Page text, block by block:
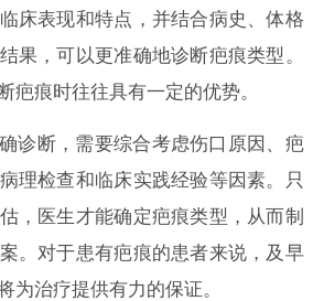
床表现和特点，并结合病史、体格
果，可以更准确地诊断疤痕类型。
疤痕时往往具有一定的优势。
诊断，需要综合考虑伤口原因、疤
理检查和临床实践经验等因素。只
，医生才能确定疤痕类型，从而制
。对于患有疤痕的患者来说，及早
为治疗提供有力的保证。